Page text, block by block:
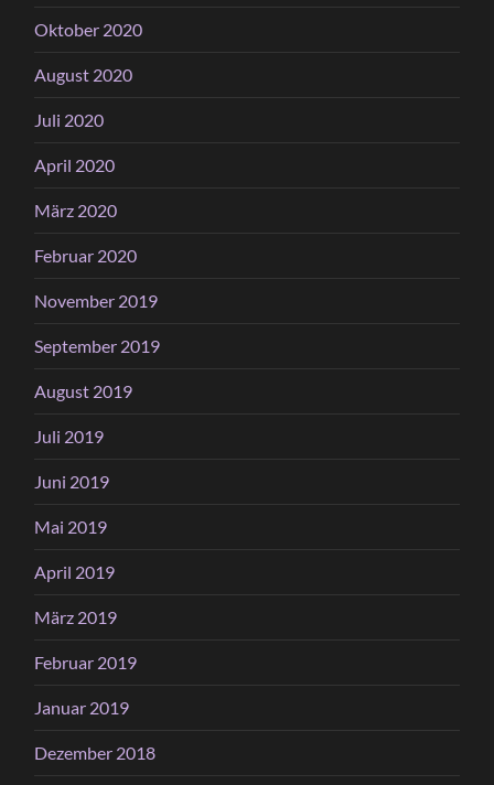
Oktober 2020
August 2020
Juli 2020
April 2020
März 2020
Februar 2020
November 2019
September 2019
August 2019
Juli 2019
Juni 2019
Mai 2019
April 2019
März 2019
Februar 2019
Januar 2019
Dezember 2018